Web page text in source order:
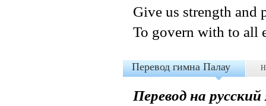
Give us strength and
To govern with to all
Перевод гимна Палау
Перевод на русский